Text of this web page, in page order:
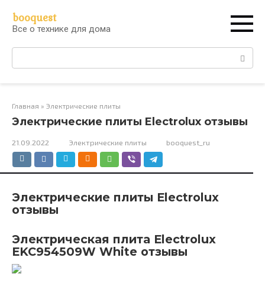
контенту
booquest
Все о технике для дома
Поиск:
Главная » Электрические плиты
Электрические плиты Electrolux отзывы
21.09.2022 Электрические плиты booquest_ru
Электрические плиты Electrolux
отзывы
Электрическая плита Electrolux
EKC954509W White отзывы